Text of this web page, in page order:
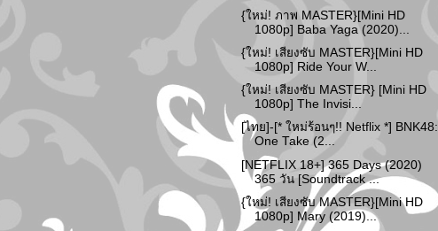
{ใหม่! ภาพ MASTER}[Mini HD
1080p] Baba Yaga (2020)...
{ใหม่! เสียงซับ MASTER}[Mini HD
1080p] Ride Your W...
{ใหม่! เสียงซับ MASTER} [Mini HD
1080p] The Invisi...
[ไทย]-[* ใหม่ร้อนๆ!! Netflix *] BNK48:
One Take (2...
[NETFLIX 18+] 365 Days (2020)
365 วัน [Soundtrack ...
{ใหม่! เสียงซับ MASTER}[Mini HD
1080p] Mary (2019)...